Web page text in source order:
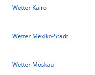
Wetter Kairo
Wetter Mexiko-Stadt
Wetter Moskau